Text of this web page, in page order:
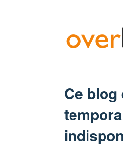
Ce blog